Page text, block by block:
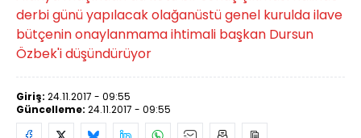
derbi günü yapılacak olağanüstü genel kurulda ilave
bütçenin onaylanmama ihtimali başkan Dursun
Özbek'i düşündürüyor
Giriş: 24.11.2017 - 09:55
Güncelleme: 24.11.2017 - 09:55